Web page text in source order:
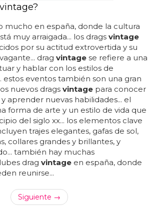
mucho en españa, donde la cultura
muy arraigada... los drags vintage
por su actitud extrovertida y su
drag vintage se refiere a una
y hablar con los estilos de
estos eventos también son una gran
nuevos drags vintage para conocer
aprender nuevas habilidades... el
forma de arte y un estilo de vida que
del siglo xx... los elementos clave
trajes elegantes, gafas de sol,
collares grandes y brillantes, y
también hay muchas
drag vintage en españa, donde
reunirse...
Siguiente →